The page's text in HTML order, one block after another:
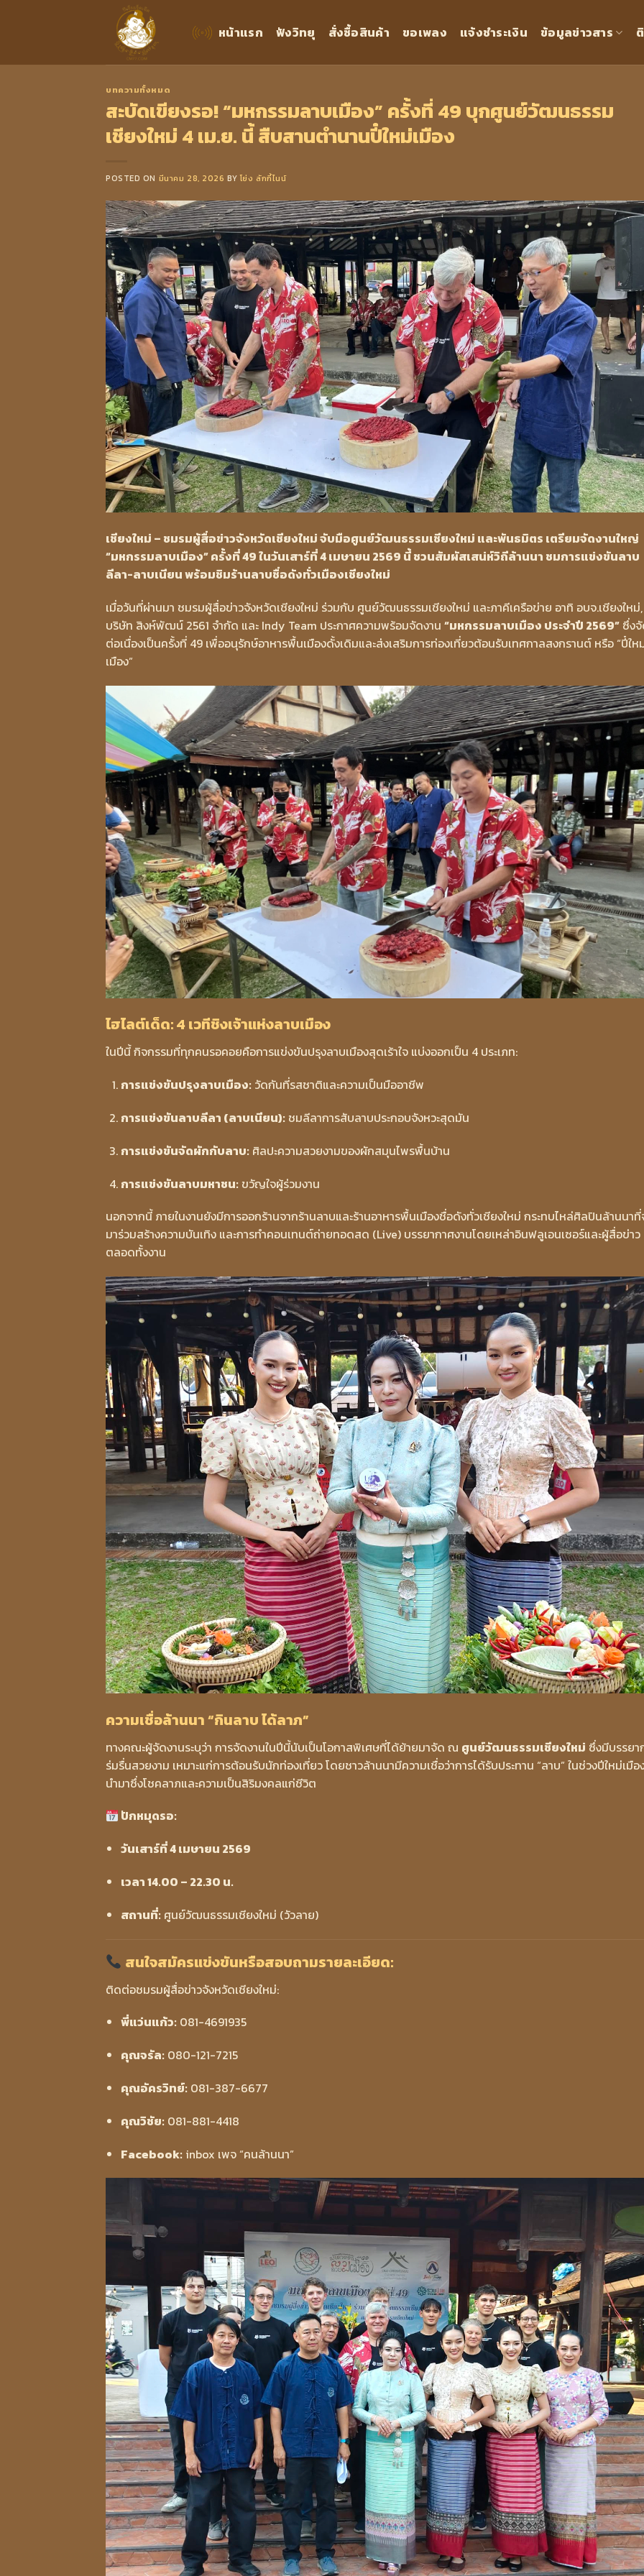
หน้าแรก ฟังวิทยุ สั่งซื้อสินค้า ขอเพลง แจ้งชำระเงิน ข้อมูลข่าวสาร
บทความทั้งหมด
สะบัดเขียงรอ! “มหกรรมลาบเมือง” ครั้งที่ 49 บุกศูนย์วัฒนธรรม
เชียงใหม่ 4 เม.ย. นี้ สืบสานตำนานปี๋ใหม่เมือง
POSTED ON มีนาคม 28, 2026 BY โย่ง ลักกี้ไนน์
เชียงใหม่ – ชมรมผู้สื่อข่าวจังหวัดเชียงใหม่ จับมือศูนย์วัฒนธรรมเชียงใหม่ และพันธมิตร เตรียมจัดงานใหญ่
“มหกรรมลาบเมือง” ครั้งที่ 49 ในวันเสาร์ที่ 4 เมษายน 2569 นี้ ชวนสัมผัสเสน่ห์วิถีล้านนา ชมการแข่งขันลาบ
ลีลา-ลาบเนียน พร้อมชิมร้านลาบชื่อดังทั่วเมืองเชียงใหม่
เมื่อวันที่ผ่านมา ชมรมผู้สื่อข่าวจังหวัดเชียงใหม่ ร่วมกับ ศูนย์วัฒนธรรมเชียงใหม่ และภาคีเครือข่าย อาทิ อบจ.เชียงใหม่,
บริษัท สิงห์พัฒน์ 2561 จำกัด และ Indy Team ประกาศความพร้อมจัดงาน “มหกรรมลาบเมือง ประจำปี 2569” ซึ่ง
ต่อเนื่องเป็นครั้งที่ 49 เพื่ออนุรักษ์อาหารพื้นเมืองดั้งเดิมและส่งเสริมการท่องเที่ยวต้อนรับเทศกาลสงกรานต์ หรือ “ปี๋ให
เมือง”
ไฮไลต์เด็ด: 4 เวทีชิงเจ้าแห่งลาบเมือง
ในปีนี้ กิจกรรมที่ทุกคนรอคอยคือการแข่งขันปรุงลาบเมืองสุดเร้าใจ แบ่งออกเป็น 4 ประเภท:
การแข่งขันปรุงลาบเมือง: วัดกันที่รสชาติและความเป็นมืออาชีพ
การแข่งขันลาบลีลา (ลาบเนียน): ชมลีลาการสับลาบประกอบจังหวะสุดมัน
การแข่งขันจัดผักกับลาบ: ศิลปะความสวยงามของผักสมุนไพรพื้นบ้าน
การแข่งขันลาบมหาชน: ขวัญใจผู้ร่วมงาน
นอกจากนี้ ภายในงานยังมีการออกร้านจากร้านลาบและร้านอาหารพื้นเมืองชื่อดังทั่วเชียงใหม่ กระทบไหล่ศิลปินล้านนาที่
มาร่วมสร้างความบันเทิง และการทำคอนเทนต์ถ่ายทอดสด (Live) บรรยากาศงานโดยเหล่าอินฟลูเอนเซอร์และผู้สื่อข่าว
ตลอดทั้งงาน
ความเชื่อล้านนา “กินลาบ ได้ลาภ”
ทางคณะผู้จัดงานระบุว่า การจัดงานในปีนี้นับเป็นโอกาสพิเศษที่ได้ย้ายมาจัด ณ ศูนย์วัฒนธรรมเชียงใหม่ ซึ่งมีบรรยา
ร่มรื่นสวยงาม เหมาะแก่การต้อนรับนักท่องเที่ยว โดยชาวล้านนามีความเชื่อว่าการได้รับประทาน “ลาบ” ในช่วงปีใหม่เมือ
นำมาซึ่งโชคลาภและความเป็นสิริมงคลแก่ชีวิต
ปักหมุดรอ:
วันเสาร์ที่ 4 เมษายน 2569
เวลา 14.00 – 22.30 น.
สถานที่: ศูนย์วัฒนธรรมเชียงใหม่ (วัวลาย)
สนใจสมัครแข่งขันหรือสอบถามรายละเอียด:
ติดต่อชมรมผู้สื่อข่าวจังหวัดเชียงใหม่:
พี่แว่นแก้ว: 081-4691935
คุณจรัล: 080-121-7215
คุณอัครวิทย์: 081-387-6677
คุณวิชัย: 081-881-4418
Facebook: inbox เพจ “คนล้านนา”